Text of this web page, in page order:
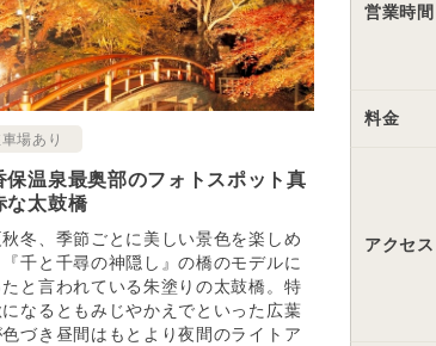
場あり
保温泉最奥部のフォトスポット真
な太鼓橋
冬、季節ごとに美しい景色を楽しめ
千と千尋の神隠し』の橋のモデルに
たと言われている朱塗りの太鼓橋。特
になるともみじやかえでといった広葉
づき昼間はもとより夜間のライトア
営業時間
料金
アクセス